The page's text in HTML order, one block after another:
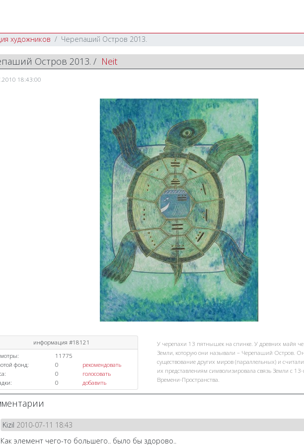
художников Черепаший Остров 2013.
Остров 2013. / Neit
18:43:00
информация #18121
11775
фонд:
0
рекомендовать
0
голосовать
0 добавить
У черепахи 13 пятнышек на спинке. У древних майя
Земли, которую они называли – Черепаший Остров.
существование других миров (параллельных) и
их представлениям символизировала связь Земли с
Времени-Пространства.
Kizil 2010-07-11 18:43
Как элемент чего-то большего.. было бы здорово..